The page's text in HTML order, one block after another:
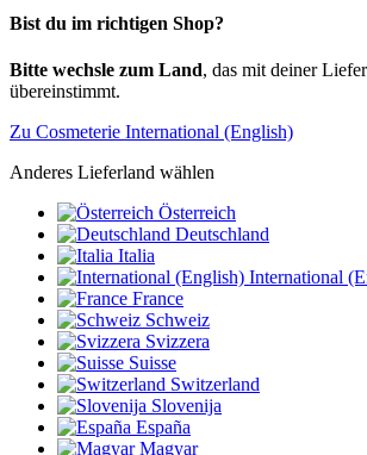
Bist du im richtigen Shop?
Bitte wechsle zum Land, das mit deiner
übereinstimmt.
Zu Cosmeterie International (English)
Anderes Lieferland wählen
Österreich
Deutschland
Italia
International
France
Schweiz
Svizzera
Suisse
Switzerland
Slovenija
España
Magyar